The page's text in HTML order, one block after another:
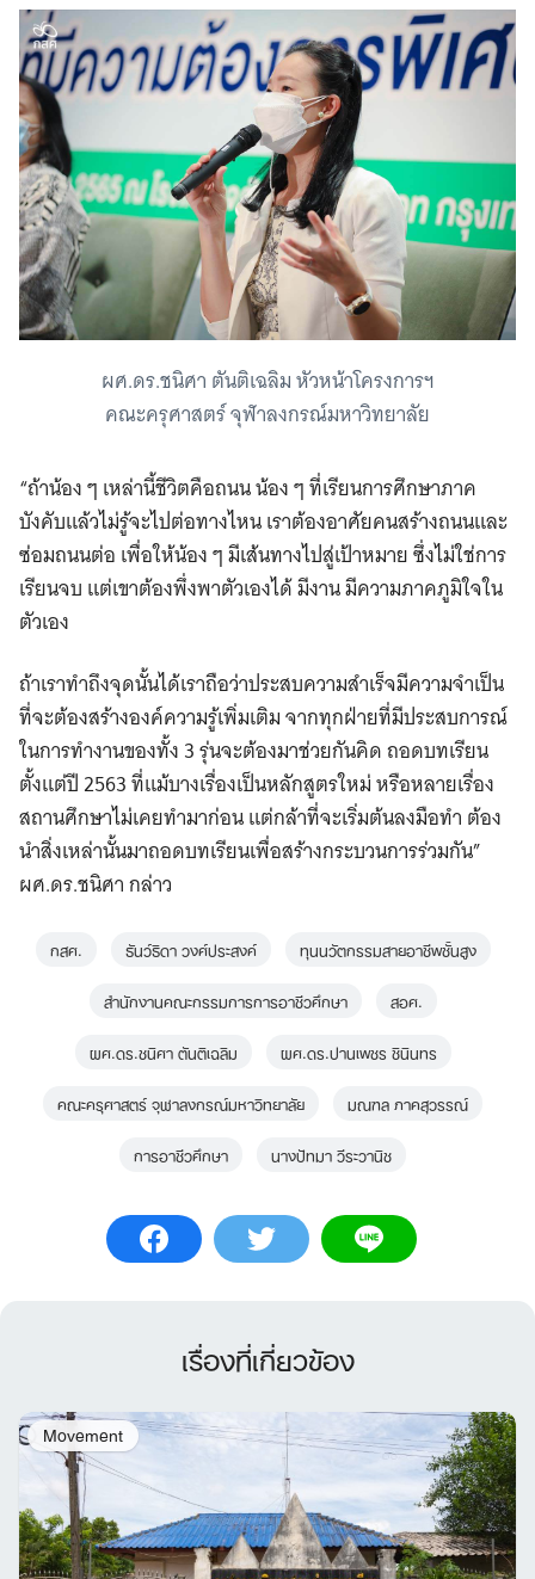
Searchผศ.ดร.ชนิศา ตันติเฉลิม หัวหน้าโครงการฯ
คณะครุศาสตร์ จุฬาลงกรณ์มหาวิทยาลัย
“ถ้าน้อง ๆ เหล่านี้ชีวิตคือถนน น้อง ๆ ที่เรียนการศึกษาภาค
บังคับแล้วไม่รู้จะไปต่อทางไหน เราต้องอาศัยคนสร้างถนนและ
ซ่อมถนนต่อ เพื่อให้น้อง ๆ มีเส้นทางไปสู่เป้าหมาย ซึ่งไม่ใช่การ
เรียนจบ แต่เขาต้องพึ่งพาตัวเองได้ มีงาน มีความภาคภูมิใจใน
ตัวเอง
ถ้าเราทำถึงจุดนั้นได้เราถือว่าประสบความสำเร็จมีความจำเป็น
ที่จะต้องสร้างองค์ความรู้เพิ่มเติม จากทุกฝ่ายที่มีประสบการณ์
ในการทำงานของทั้ง 3 รุ่นจะต้องมาช่วยกันคิด ถอดบทเรียน
ตั้งแต่ปี 2563 ที่แม้บางเรื่องเป็นหลักสูตรใหม่ หรือหลายเรื่อง
สถานศึกษาไม่เคยทำมาก่อน แต่กล้าที่จะเริ่มต้นลงมือทำ ต้อง
นำสิ่งเหล่านั้นมาถอดบทเรียนเพื่อสร้างกระบวนการร่วมกัน”
ผศ.ดร.ชนิศา กล่าว
กสศ. ธันว์ธิดา วงศ์ประสงค์
ทุนนวัตกรรมสายอาชีพชั้นสูง
สำนักงานคณะกรรมการการอาชีวศึกษา
สอศ.
ผศ.ดร.ชนิศา ตันติเฉลิม
ผศ.ดร.ปานเพชร ชินินทร
คณะครุศาสตร์ จุฬาลงกรณ์มหาวิทยาลัย
มณฑล ภาคสุวรรณ์
การอาชีวศึกษา
นางปัทมา วีระวานิช
เรื่องที่เกี่ยวข้อง
Movement